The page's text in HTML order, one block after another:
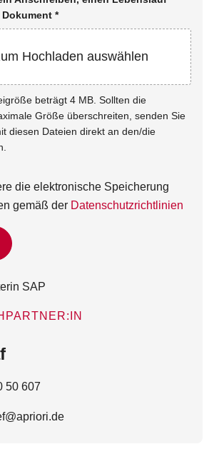
*
Hochladen auswählen
beträgt 4 MB. Sollten die
Größe überschreiten, senden Sie
diesen Dateien direkt an den/die
die elektronische Speicherung
gemäß der Datenschutzrichtlinien
50 607